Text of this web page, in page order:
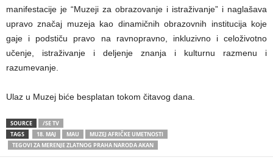
manifestacije je “Muzeji za obrazovanje i istraživanje” i naglašava
upravo značaj muzeja kao dinamičnih obrazovnih institucija koje
gaje i podstiču pravo na ravnopravno, inkluzivno i celoživotno
učenje, istraživanje i deljenje znanja i kulturnu razmenu i
razumevanje.
Ulaz u Muzej biće besplatan tokom čitavog dana.
SOURCE
/SE TV
TAGS
18. MAJ MAU
MUZEJ AFRIČKE UMETNOSTI
TEGOVI ZA MERENJE ZLATNOG PRAHA NARODA AKAN